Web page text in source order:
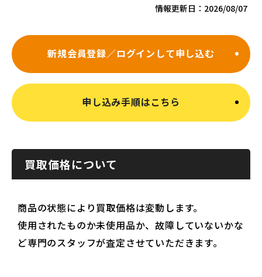
情報更新日： 2026/08/07
新規会員登録／ログインして申し込む
申し込み手順はこちら
買取価格について
商品の状態により買取価格は変動します。
使用されたものか未使用品か、故障していないかな
ど専門のスタッフが査定させていただきます。